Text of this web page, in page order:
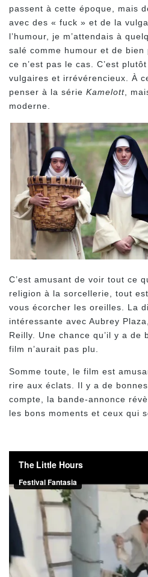
passent à cette époque, mais
avec des « fuck » et de la
l’humour, je m’attendais à
salé comme humour et de bien
ce n’est pas le cas. C’est
vulgaires et irrévérencieux. À
penser à la série Kamelott ,
moderne.
C’est amusant de voir tout ce
religion à la sorcellerie, tout
vous écorcher les oreilles. La
intéressante avec Aubrey
Reilly. Une chance qu’il y a de
film n’aurait pas plu.
Somme toute, le film est
rire aux éclats. Il y a de
compte, la bande-annonce
les bons moments et ceux qui